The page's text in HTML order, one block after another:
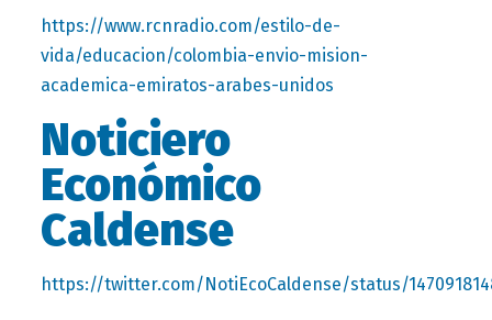
https://www.rcnradio.com/estilo-de-
vida/educacion/colombia-envio-mision-
academica-emiratos-arabes-unidos
Noticiero
Económico
Caldense
https://twitter.com/NotiEcoCaldense/status/